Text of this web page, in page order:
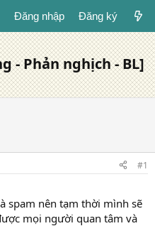
Đăng nhập Đăng ký
- Phản nghịch - BL]
#1
spam nên tạm thời mình sẽ
mọi người quan tâm và